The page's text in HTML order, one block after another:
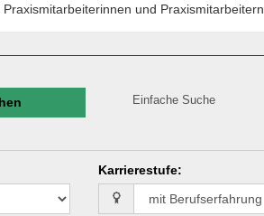
und Praxismitarbeitern.
Einfache Suche
Karrierestufe: